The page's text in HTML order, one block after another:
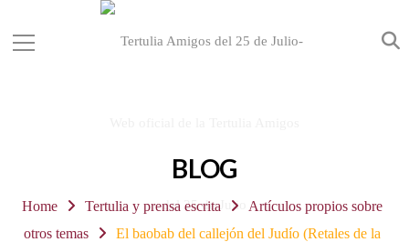
BLOG
Home Tertulia y prensa escrita
Artículos propios sobre
otros temas
El baobab del callejón del Judío (Retales de la